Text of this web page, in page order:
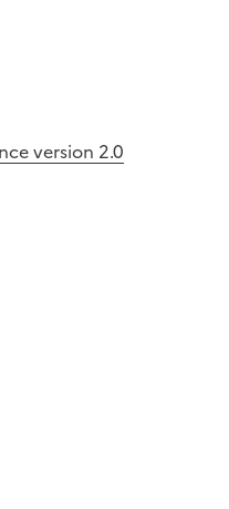
version 2.0